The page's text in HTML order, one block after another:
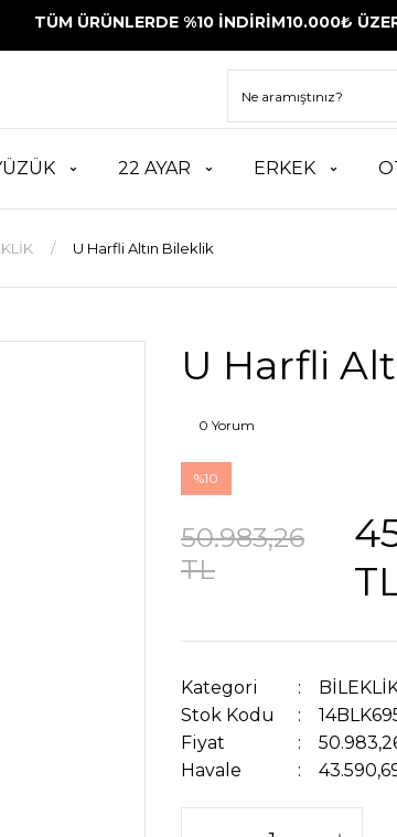
ÜRÜNLERDE %10 İNDİRİM10.000₺ ÜZERİ
22 AYAR ERKEK
U Harfli Altın Bileklik
U Harfli
0 Yorum
%10
50.983,26
TL
Kategori
Stok Kodu
Fiyat
Havale